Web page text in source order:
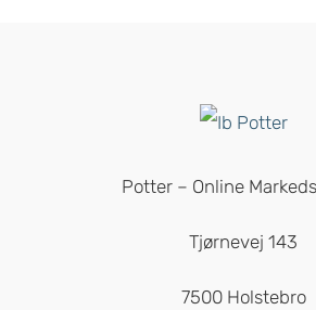
Potter – Online
Tjørnevej 143
7500 Holstebro